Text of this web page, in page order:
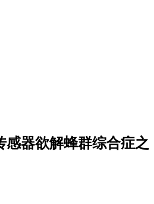
感器欲解蜂群综合症之